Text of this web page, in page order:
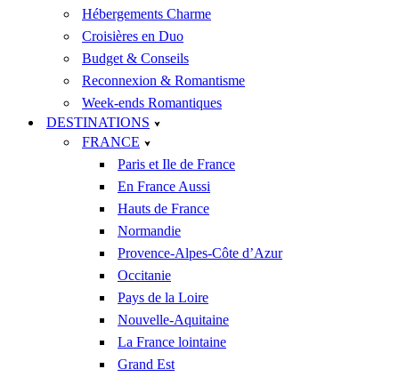
Hébergements Charme
Croisières en Duo
Budget & Conseils
Reconnexion & Romantisme
Week-ends Romantiques
DESTINATIONS
FRANCE
Paris et Ile de France
En France Aussi
Hauts de France
Normandie
Provence-Alpes-Côte d’Azur
Occitanie
Pays de la Loire
Nouvelle-Aquitaine
La France lointaine
Grand Est